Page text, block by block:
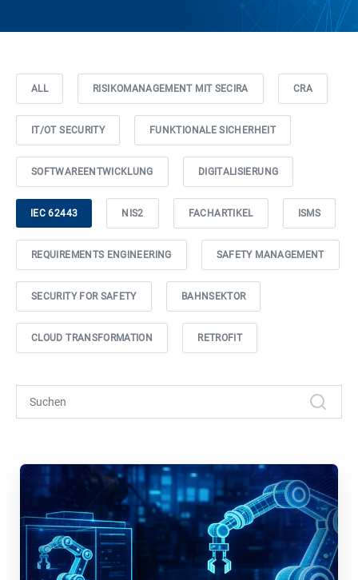
ALL RISIKOMANAGEMENT MIT SECIRA CRA
IT/OT SECURITY FUNKTIONALE SICHERHEIT
SOFTWAREENTWICKLUNG DIGITALISIERUNG
IEC 62443 NIS2 FACHARTIKEL ISMS
REQUIREMENTS ENGINEERING SAFETY MANAGEMENT
SECURITY FOR SAFETY BAHNSEKTOR
CLOUD TRANSFORMATION RETROFIT